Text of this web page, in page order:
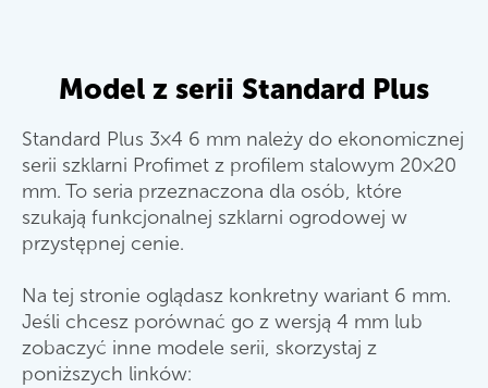
Model z serii Standard Plus
Standard Plus 3×4 6 mm należy do ekonomicznej
serii szklarni Profimet z profilem stalowym 20×20
mm. To seria przeznaczona dla osób, które
szukają funkcjonalnej szklarni ogrodowej w
przystępnej cenie.
Na tej stronie oglądasz konkretny wariant 6 mm.
Jeśli chcesz porównać go z wersją 4 mm lub
zobaczyć inne modele serii, skorzystaj z
poniższych linków: